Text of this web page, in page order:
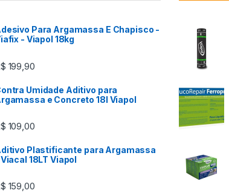
Para Argamassa E Chapisco -
- Viapol 18kg
199,90
Umidade Aditivo para
e Concreto 18l Viapol
109,00
Plastificante para Argamassa
18LT Viapol
159,00